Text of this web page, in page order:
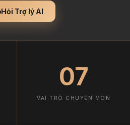
Hỏi Trợ lý AI
07
VAI TRÒ CHUYÊN MÔN